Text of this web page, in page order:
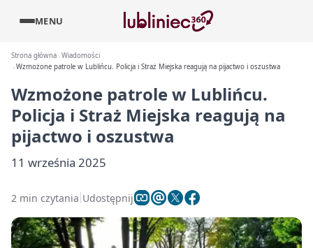
MENU
Strona główna Wiadomości
Wzmożone patrole w Lublińcu. Policja i Straż Miejska reagują na pijactwo i oszustwa
Wzmożone patrole w Lublińcu.
Policja i Straż Miejska reagują na
pijactwo i oszustwa
11 września 2025
2 min czytania Udostępnij